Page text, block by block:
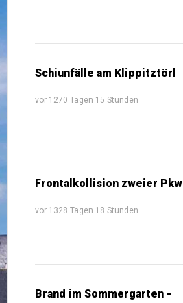
Schiunfälle am Klippitztörl
vor 1270 Tagen 15 Stunden
Frontalkollision zweier Pkw
vor 1328 Tagen 18 Stunden
Brand im Sommergarten -